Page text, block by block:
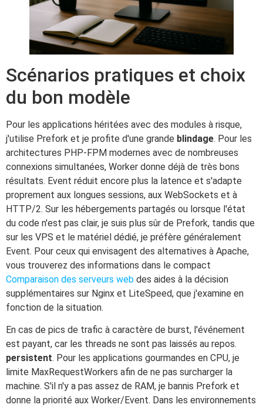
Scénarios pratiques et choix
du bon modèle
Pour les applications héritées avec des modules à risque,
j'utilise Prefork et je profite d'une grande blindage. Pour les
architectures PHP-FPM modernes avec de nombreuses
connexions simultanées, Worker donne déjà de très bons
résultats. Event réduit encore plus la latence et s'adapte
proprement aux longues sessions, aux WebSockets et à
HTTP/2. Sur les hébergements partagés ou lorsque l'état
du code n'est pas clair, je suis plus sûr de Prefork, tandis que
sur les VPS et le matériel dédié, je préfère généralement
Event. Pour ceux qui envisagent des alternatives à Apache,
vous trouverez des informations dans le compact
Comparaison des serveurs web des aides à la décision
supplémentaires sur Nginx et LiteSpeed, que j'examine en
fonction de la situation.
En cas de pics de trafic à caractère de burst, l'événement
est payant, car les threads ne sont pas laissés au repos.
persistent. Pour les applications gourmandes en CPU, je
limite MaxRequestWorkers afin de ne pas surcharger la
machine. S'il n'y a pas assez de RAM, je bannis Prefork et
donne la priorité aux Worker/Event. Dans les environnements